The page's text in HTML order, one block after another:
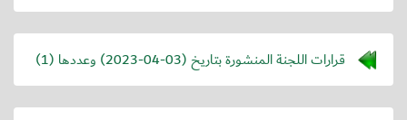
قرارات اللجنة المنشورة بتاريخ (2023-04-03) وعددها (1)